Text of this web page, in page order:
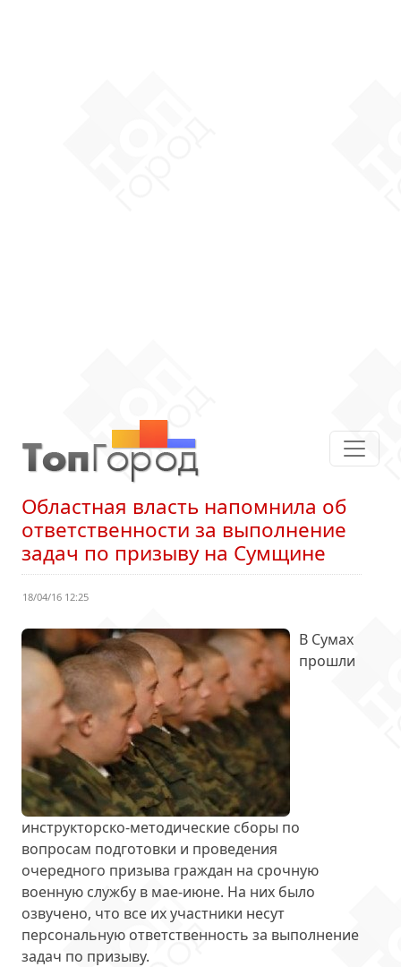
Областная власть напомнила об
ответственности за выполнение
задач по призыву на Сумщине
18/04/16 12:25
В Сумах
прошли
инструкторско-методические сборы по
вопросам подготовки и проведения
очередного призыва граждан на срочную
военную службу в мае-июне. На них было
озвучено, что все их участники несут
персональную ответственность за выполнение
задач по призыву.